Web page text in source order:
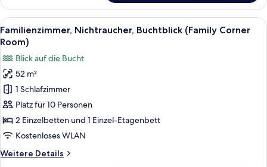
Zimmer,
Nichtraucher
(Upper
Floor,
Limited
edition)
Alle
Fotos
Familienzimmer,
Nichtraucher,
Buchtblick
(Family
Corner
Room)
Ein Hotelzimmer mit zwei Betten,
6
Familienzimmer, Nichtraucher, Buchtblick (Family Corner
Room)
Blick auf die Bucht
52 m²
1 Schlafzimmer
Platz für 10 Personen
2 Einzelbetten und 1 Einzel-Etagenbett
Kostenloses WLAN
Weitere Details
Weitere